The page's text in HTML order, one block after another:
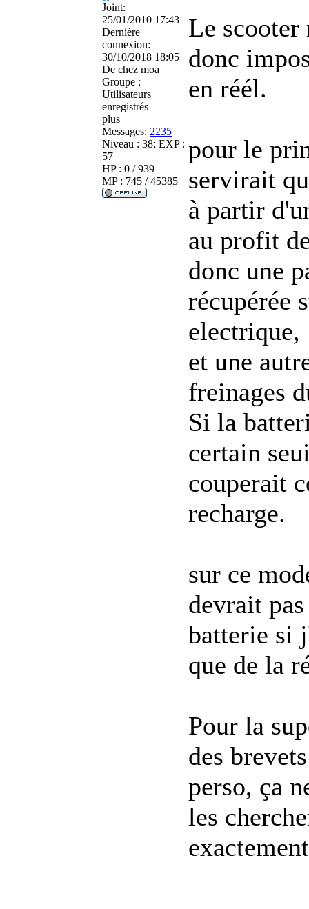
Joint:
25/01/2010 17:43
Dernière
connexion:
30/10/2018 18:05
De chez moa
Groupe :
Utilisateurs
enregistrés
plus
Messages: 2235
Niveau : 38; EXP :
57
HP : 0 / 939
MP : 745 / 45385
Le scooter
donc
en réél.
pour le
servirait
à partir
au profit
donc une
récupérée
electrique,
et une
freinages
Si la
certain
couperait
recharge.
sur ce
devrait
batterie si
que de la
Pour la
des
perso, ça
les